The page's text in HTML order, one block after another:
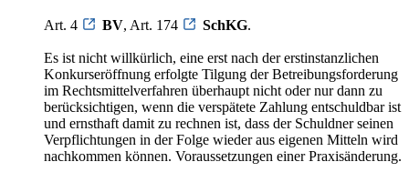
Art. 4 BV, Art. 174 SchKG.
Es ist nicht willkürlich, eine erst nach der erstinstanzlichen
Konkurseröffnung erfolgte Tilgung der Betreibungsforderung
im Rechtsmittelverfahren überhaupt nicht oder nur dann zu
berücksichtigen, wenn die verspätete Zahlung entschuldbar ist
und ernsthaft damit zu rechnen ist, dass der Schuldner seinen
Verpflichtungen in der Folge wieder aus eigenen Mitteln wird
nachkommen können. Voraussetzungen einer Praxisänderung.